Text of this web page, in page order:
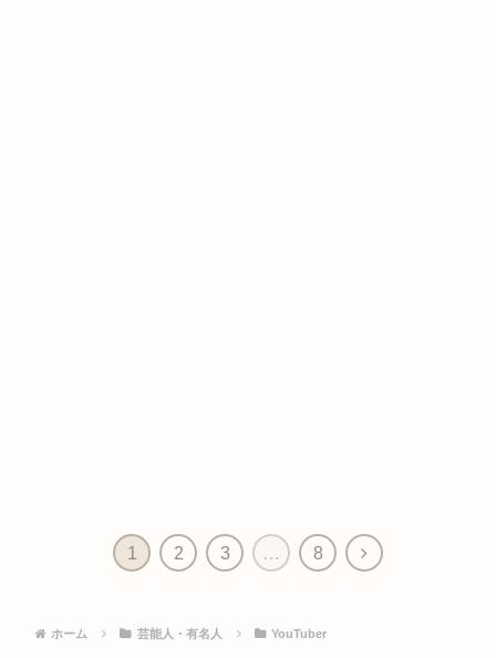
1 2 3 … 8
次
ホーム 芸能人・有名人 YouTuber